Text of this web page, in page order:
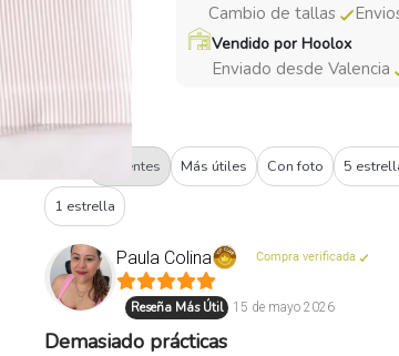
Cambio de tallas
Vendido por Hoolox
Enviado desde Valencia
Recientes Más útiles Con foto 5
1 estrella
Paula Colina Compra verificada
Reseña Más Útil 15 de mayo 2026
Demasiado prácticas